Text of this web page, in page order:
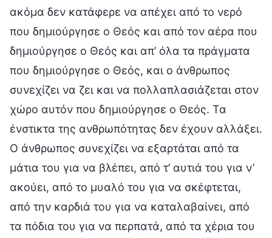
ακόμα δεν κατάφερε να απέχει από το νερό
που δημιούργησε ο Θεός και από τον αέρα που
δημιούργησε ο Θεός και απ’ όλα τα πράγματα
που δημιούργησε ο Θεός, και ο άνθρωπος
συνεχίζει να ζει και να πολλαπλασιάζεται στον
χώρο αυτόν που δημιούργησε ο Θεός. Τα
ένστικτα της ανθρωπότητας δεν έχουν αλλάξει.
Ο άνθρωπος συνεχίζει να εξαρτάται από τα
μάτια του για να βλέπει, από τ’ αυτιά του για ν’
ακούει, από το μυαλό του για να σκέφτεται,
από την καρδιά του για να καταλαβαίνει, από
τα πόδια του για να περπατά, από τα χέρια του